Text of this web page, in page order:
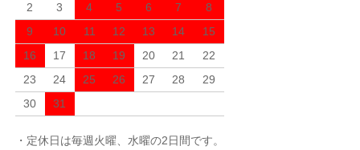
2
3 4 5 6 7
8
9
10 11 12 13 14
15
16
17 18 19 20 21
22
23
24 25 26 27 28
29
30
31
・定休日は毎週火曜、水曜の2日間です。